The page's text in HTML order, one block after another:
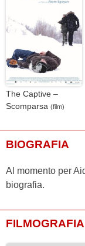
The Captive –
Scomparsa (film)
BIOGRAFIA
Al momento per
biografia.
FILMOGRAFIA